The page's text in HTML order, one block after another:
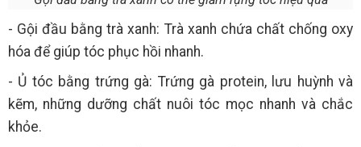
- Gội đầu bằng trà xanh: Trà xanh chứa chất chống oxy
hóa để giúp tóc phục hồi nhanh.
- Ủ tóc bằng trứng gà: Trứng gà protein, lưu huỳnh và
kẽm, những dưỡng chất nuôi tóc mọc nhanh và chắc
khỏe.